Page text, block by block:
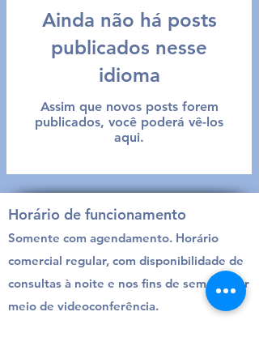
Ainda não há posts
publicados nesse
idioma
Assim que novos posts forem
publicados, você poderá vê-los
aqui.
Horário de funcionamento
Somente com agendamento. Horário
comercial regular, com disponibilidade de
consultas à noite e nos fins de semana por
meio de videoconferência.